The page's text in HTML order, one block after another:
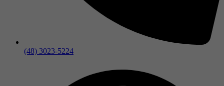
(48) 3023-5224